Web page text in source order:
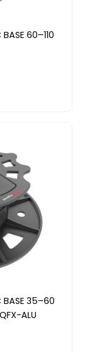
60–110
35–60
ALU